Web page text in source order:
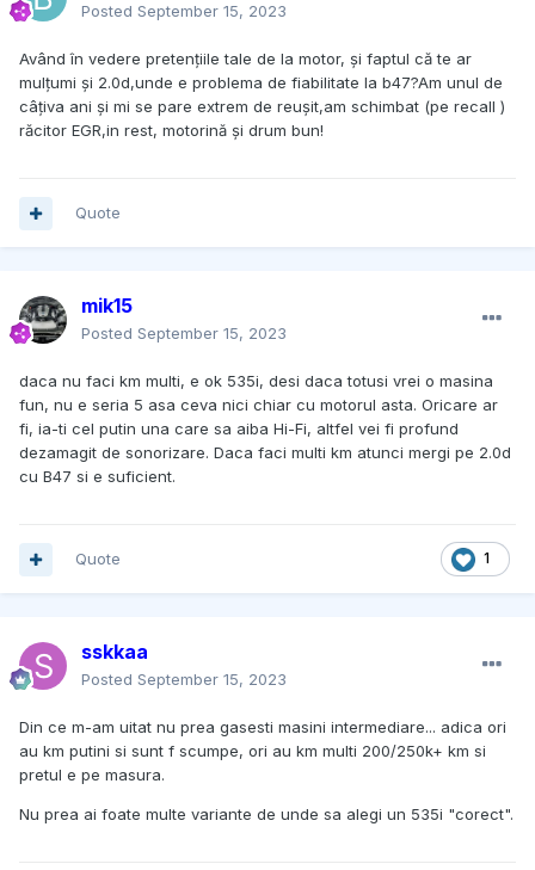
Posted September 15, 2023
Având în vedere pretențiile tale de la motor, și faptul că te ar
mulțumi și 2.0d,unde e problema de fiabilitate la b47?Am unul de
câțiva ani și mi se pare extrem de reușit,am schimbat (pe recall )
răcitor EGR,in rest, motorină și drum bun!
Quote
mik15
Posted September 15, 2023
daca nu faci km multi, e ok 535i, desi daca totusi vrei o masina
fun, nu e seria 5 asa ceva nici chiar cu motorul asta. Oricare ar
fi, ia-ti cel putin una care sa aiba Hi-Fi, altfel vei fi profund
dezamagit de sonorizare. Daca faci multi km atunci mergi pe 2.0d
cu B47 si e suficient.
1
Quote
sskkaa
Posted September 15, 2023
Din ce m-am uitat nu prea gasesti masini intermediare... adica ori
au km putini si sunt f scumpe, ori au km multi 200/250k+ km si
pretul e pe masura.
Nu prea ai foate multe variante de unde sa alegi un 535i "corect".